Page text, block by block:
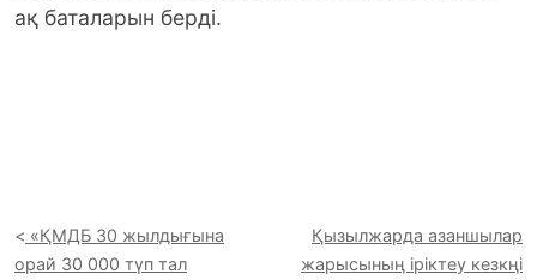
ақ баталарын берді.
«ҚМДБ 30 жылдығына
орай 30 000 түп тал
Қызылжарда азаншылар
жарысының іріктеу кезкңі